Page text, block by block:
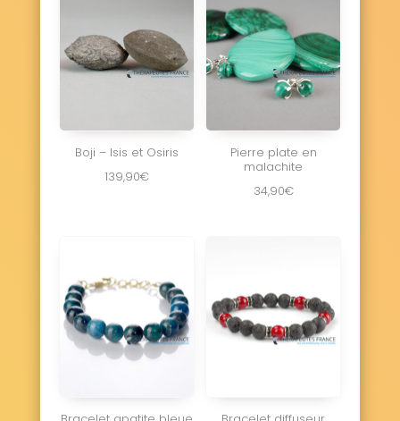
Boji – Isis et Osiris
139,90€
Pierre plate en
malachite
34,90€